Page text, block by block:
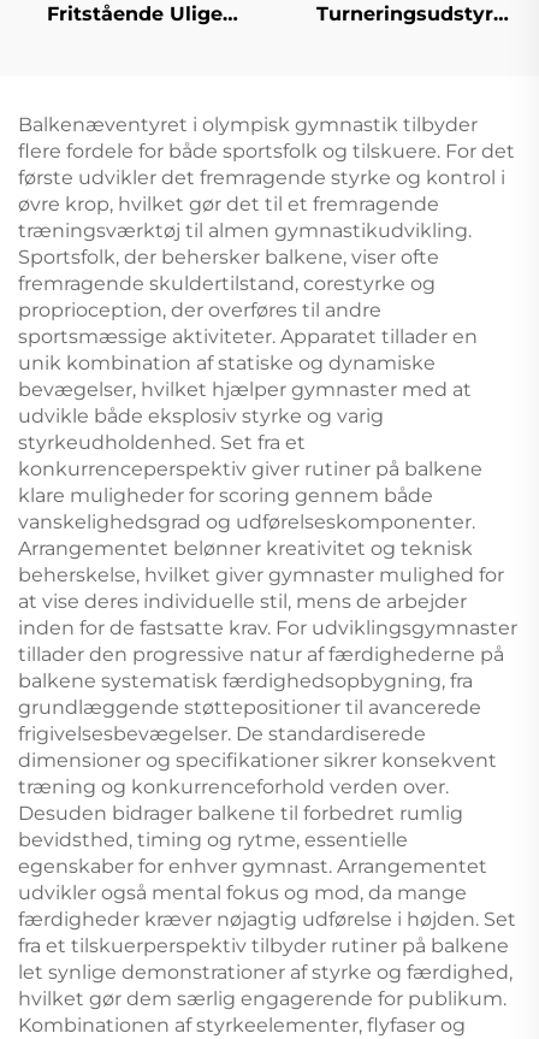
Fritstående Ulige
Turneringsudstyr
Balkenæventyret i olympisk gymnastik tilbyder
flere fordele for både sportsfolk og tilskuere. For det
første udvikler det fremragende styrke og kontrol i
øvre krop, hvilket gør det til et fremragende
træningsværktøj til almen gymnastikudvikling.
Sportsfolk, der behersker balkene, viser ofte
fremragende skuldertilstand, corestyrke og
proprioception, der overføres til andre
sportsmæssige aktiviteter. Apparatet tillader en
unik kombination af statiske og dynamiske
bevægelser, hvilket hjælper gymnaster med at
udvikle både eksplosiv styrke og varig
styrkeudholdenhed. Set fra et
konkurrenceperspektiv giver rutiner på balkene
klare muligheder for scoring gennem både
vanskelighedsgrad og udførelseskomponenter.
Arrangementet belønner kreativitet og teknisk
beherskelse, hvilket giver gymnaster mulighed for
at vise deres individuelle stil, mens de arbejder
inden for de fastsatte krav. For udviklingsgymnaster
tillader den progressive natur af færdighederne på
balkene systematisk færdighedsopbygning, fra
grundlæggende støttepositioner til avancerede
frigivelsesbevægelser. De standardiserede
dimensioner og specifikationer sikrer konsekvent
træning og konkurrenceforhold verden over.
Desuden bidrager balkene til forbedret rumlig
bevidsthed, timing og rytme, essentielle
egenskaber for enhver gymnast. Arrangementet
udvikler også mental fokus og mod, da mange
færdigheder kræver nøjagtig udførelse i højden. Set
fra et tilskuerperspektiv tilbyder rutiner på balkene
let synlige demonstrationer af styrke og færdighed,
hvilket gør dem særlig engagerende for publikum.
Kombinationen af styrkeelementer, flyfaser og